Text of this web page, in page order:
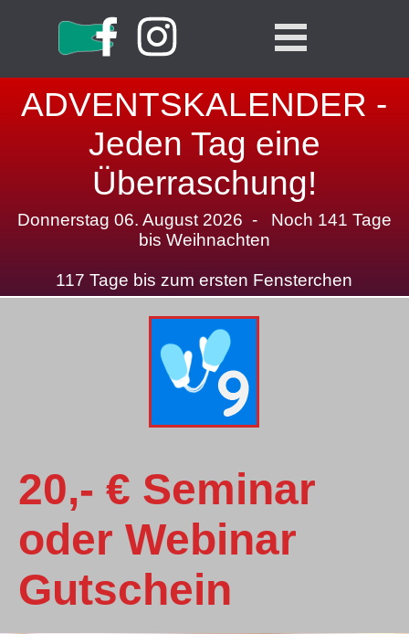
Menü überspringen
ADVENTSKALENDER -
Jeden Tag eine
Überraschung!
Donnerstag 06. August 2026 - Noch 141 Tage
bis Weihnachten
117 Tage bis zum ersten Fensterchen
20,- € Seminar
oder Webinar
Gutschein